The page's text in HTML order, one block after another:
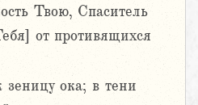
Твою, Спаситель
от противящихся
ока; в тени